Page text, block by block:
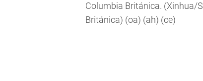
Columbia Británica. (Xinhua/
Británica) (oa) (ah) (ce)